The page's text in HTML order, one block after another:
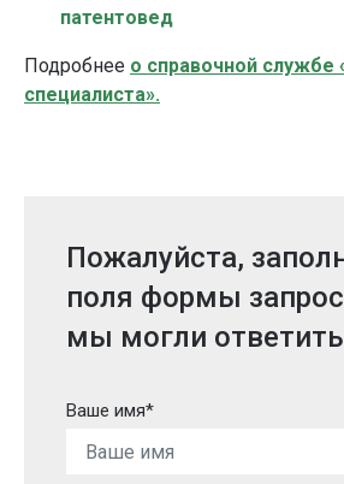
патентовед
Подробнее о справочной службе
специалиста».
Пожалуйста,
поля формы
мы могли
Ваше имя*